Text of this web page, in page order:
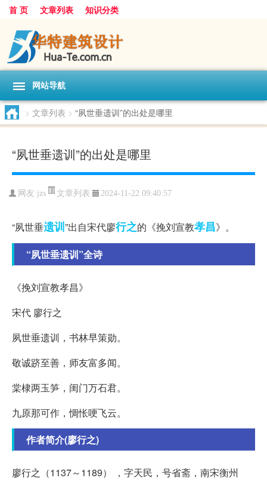
首 页 文章列表 知识分类
网站导航
> 文章列表 > “夙世垂遗训”的出处是哪里
“夙世垂遗训”的出处是哪里
网友:jzs 文章列表 2024-11-22 09:40:57
“夙世垂遗训”出自宋代廖行之的《挽刘宣教孝昌》。
“夙世垂遗训”全诗
《挽刘宣教孝昌》
宋代 廖行之
夙世垂遗训，书林早策勋。
敬诚跻至善，师友富多闻。
棠棣两玉笋，闺门万石君。
九原那可作，惆怅哽飞云。
作者简介(廖行之)
廖行之（1137～1189） ，字天民，号省斋，南宋衡州